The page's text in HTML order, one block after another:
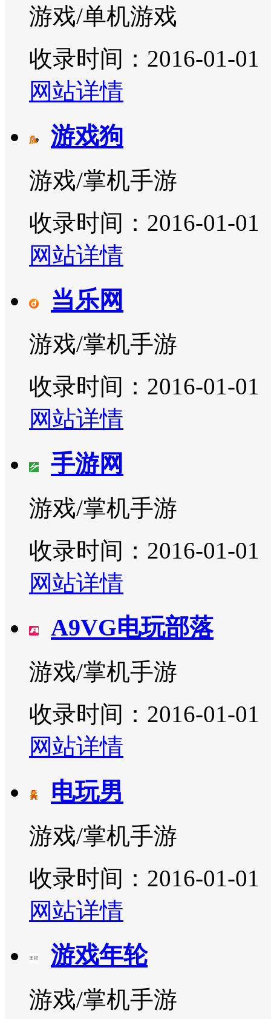
游戏/单机游戏
收录时间：2016-01-01
网站详情
游戏狗
游戏/掌机手游
收录时间：2016-01-01
网站详情
当乐网
游戏/掌机手游
收录时间：2016-01-01
网站详情
手游网
游戏/掌机手游
收录时间：2016-01-01
网站详情
A9VG电玩部落
游戏/掌机手游
收录时间：2016-01-01
网站详情
电玩男
游戏/掌机手游
收录时间：2016-01-01
网站详情
游戏年轮
游戏/掌机手游